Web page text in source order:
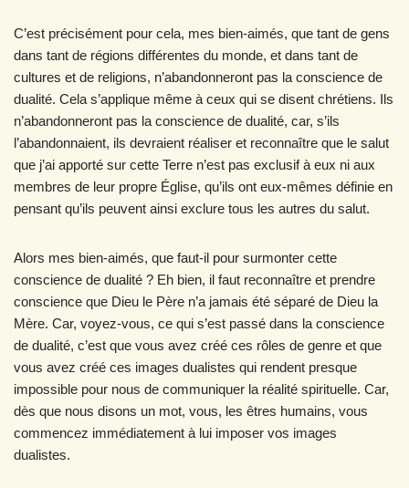
C’est précisément pour cela, mes bien-aimés, que tant de gens
dans tant de régions différentes du monde, et dans tant de
cultures et de religions, n’abandonneront pas la conscience de
dualité. Cela s’applique même à ceux qui se disent chrétiens. Ils
n’abandonneront pas la conscience de dualité, car, s’ils
l’abandonnaient, ils devraient réaliser et reconnaître que le salut
que j’ai apporté sur cette Terre n’est pas exclusif à eux ni aux
membres de leur propre Église, qu’ils ont eux-mêmes définie en
pensant qu’ils peuvent ainsi exclure tous les autres du salut.
Alors mes bien-aimés, que faut-il pour surmonter cette
conscience de dualité ? Eh bien, il faut reconnaître et prendre
conscience que Dieu le Père n’a jamais été séparé de Dieu la
Mère. Car, voyez-vous, ce qui s’est passé dans la conscience
de dualité, c’est que vous avez créé ces rôles de genre et que
vous avez créé ces images dualistes qui rendent presque
impossible pour nous de communiquer la réalité spirituelle. Car,
dès que nous disons un mot, vous, les êtres humains, vous
commencez immédiatement à lui imposer vos images
dualistes.